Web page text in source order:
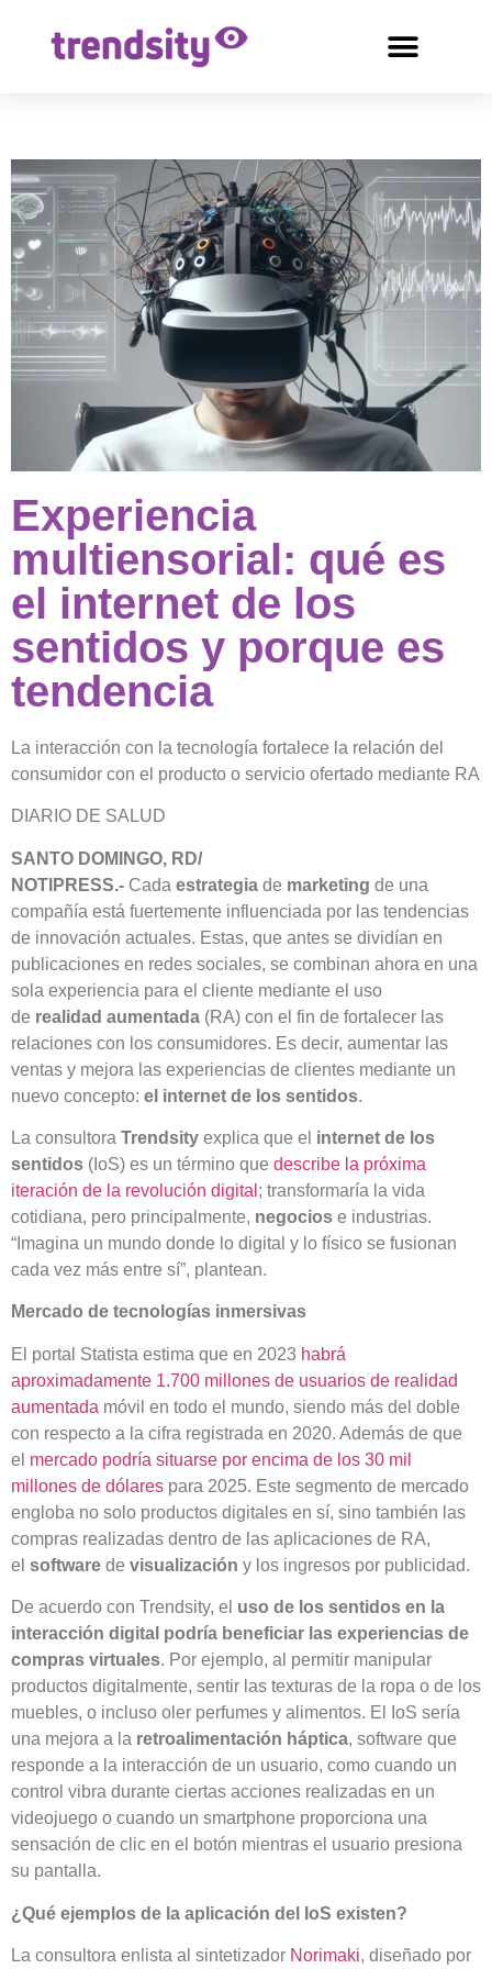
Experiencia
multiensorial: qué es
el internet de los
sentidos y porque es
tendencia
La interacción con la tecnología fortalece la relación del
consumidor con el producto o servicio ofertado mediante RA
DIARIO DE SALUD
SANTO DOMINGO, RD/
NOTIPRESS.- Cada estrategia de marketing de una
compañía está fuertemente influenciada por las tendencias
de innovación actuales. Estas, que antes se dividían en
publicaciones en redes sociales, se combinan ahora en una
sola experiencia para el cliente mediante el uso
de realidad aumentada (RA) con el fin de fortalecer las
relaciones con los consumidores. Es decir, aumentar las
ventas y mejora las experiencias de clientes mediante un
nuevo concepto: el internet de los sentidos.
La consultora Trendsity explica que el internet de los
sentidos (IoS) es un término que describe la próxima
iteración de la revolución digital ; transformaría la vida
cotidiana, pero principalmente, negocios e industrias.
“Imagina un mundo donde lo digital y lo físico se fusionan
cada vez más entre sí”, plantean.
Mercado de tecnologías inmersivas
El portal Statista estima que en 2023 habrá
aproximadamente 1.700 millones de usuarios de realidad
aumentada móvil en todo el mundo, siendo más del doble
con respecto a la cifra registrada en 2020. Además de que
el mercado podría situarse por encima de los 30 mil
millones de dólares para 2025. Este segmento de mercado
engloba no solo productos digitales en sí, sino también las
compras realizadas dentro de las aplicaciones de RA,
el software de visualización y los ingresos por publicidad.
De acuerdo con Trendsity, el uso de los sentidos en la
interacción digital podría beneficiar las experiencias de
compras virtuales. Por ejemplo, al permitir manipular
productos digitalmente, sentir las texturas de la ropa o de los
muebles, o incluso oler perfumes y alimentos. El IoS sería
una mejora a la retroalimentación háptica, software que
responde a la interacción de un usuario, como cuando un
control vibra durante ciertas acciones realizadas en un
videojuego o cuando un smartphone proporciona una
sensación de clic en el botón mientras el usuario presiona
su pantalla.
¿Qué ejemplos de la aplicación del IoS existen?
La consultora enlista al sintetizador Norimaki, diseñado por